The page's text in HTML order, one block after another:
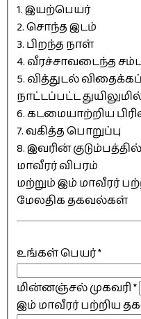
1. இயற்பெயர்
2. சொந்த இடம்
3. பிறந்த நாள்
4. வீரச்சாவடைந்த
5. வித்துடல்
நாட்டப்பட்ட
6. கடமையாற்றிய
7. வகித்த பொறுப்பு
8. இவரின்
மாவீரர் விபரம்
மற்றும் இம் மாவீரர்
மேலதிக தகவல்கள்
உங்கள் பெயர்*
மின்னஞ்சல் முகவரி*
இம் மாவீரர் பற்றிய